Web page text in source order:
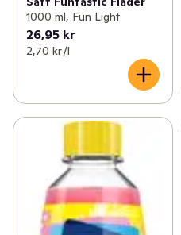
1000 ml, Fun Light
26,95 kr
2,70 kr /l